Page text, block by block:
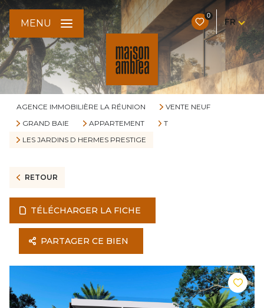
0
FR
MENU
AGENCE IMMOBILIÈRE LA RÉUNION
VENTE NEUF
GRAND BAIE
APPARTEMENT
T
LES JARDINS D HERMES PRESTIGE
RETOUR
TÉLÉCHARGER LA FICHE
PARTAGER CE BIEN